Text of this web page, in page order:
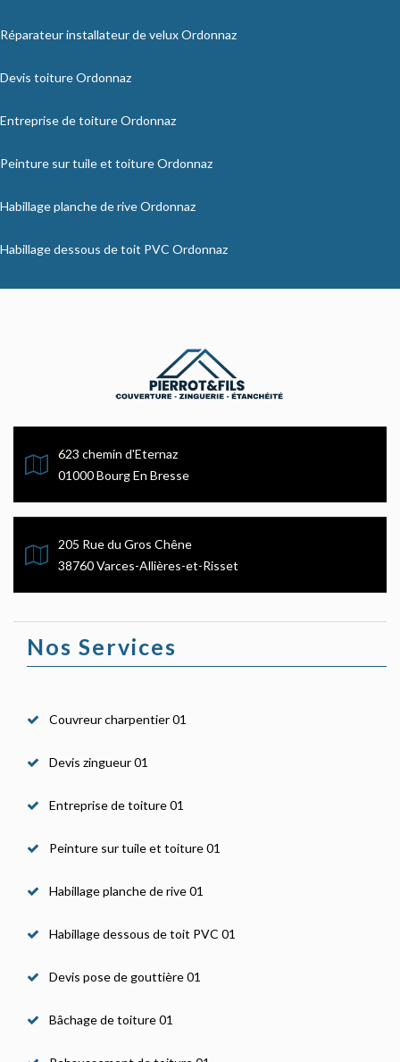
Réparateur installateur de velux Ordonnaz
Devis toiture Ordonnaz
Entreprise de toiture Ordonnaz
Peinture sur tuile et toiture Ordonnaz
Habillage planche de rive Ordonnaz
Habillage dessous de toit PVC Ordonnaz
623 chemin d'Eternaz
01000 Bourg En Bresse
205 Rue du Gros Chêne
38760 Varces-Allières-et-Risset
Nos Services
Couvreur charpentier 01
Devis zingueur 01
Entreprise de toiture 01
Peinture sur tuile et toiture 01
Habillage planche de rive 01
Habillage dessous de toit PVC 01
Devis pose de gouttière 01
Bâchage de toiture 01